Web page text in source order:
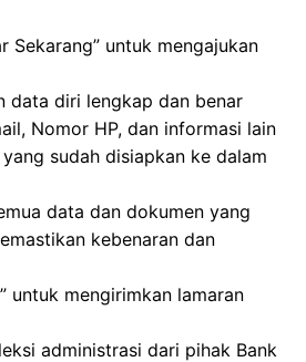
Sekarang” untuk mengajukan
data diri lengkap dan benar
Nomor HP, dan informasi lain
sudah disiapkan ke dalam
data dan dokumen yang
kebenaran dan
untuk mengirimkan lamaran
administrasi dari pihak Bank